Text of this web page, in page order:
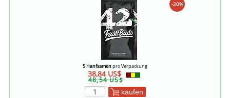
-20%
5 Hanfsamenpro Verpackung
38,84 US$
48,54 US$
kaufen